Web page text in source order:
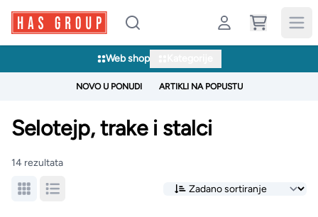
Web shop
NOVO U PONUDI ARTIKLI NA POPUSTU
Selotejp, trake i stalci
14 rezultata